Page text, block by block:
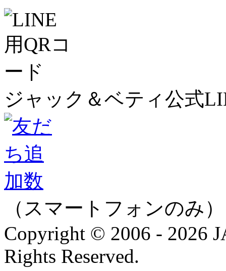
ジャック＆ベティ公式
（スマートフォンのみ）
Copyright © 2006 - 2026
Rights Reserved.